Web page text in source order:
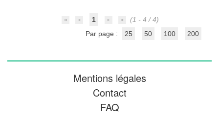
1
(1 - 4 / 4)
Par page :
25 50 100 200
Mentions légales
Contact
FAQ